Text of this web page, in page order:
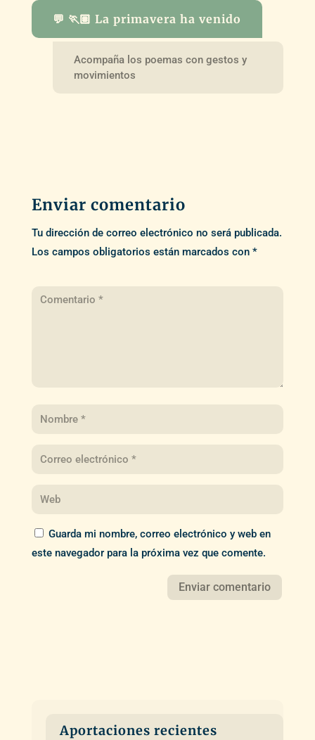
💬 🏃🏽 La primavera ha venido
Acompaña los poemas con gestos y
movimientos
Enviar comentario
Tu dirección de correo electrónico no será publicada.
Los campos obligatorios están marcados con *
Guarda mi nombre, correo electrónico y web en
este navegador para la próxima vez que comente.
Aportaciones recientes